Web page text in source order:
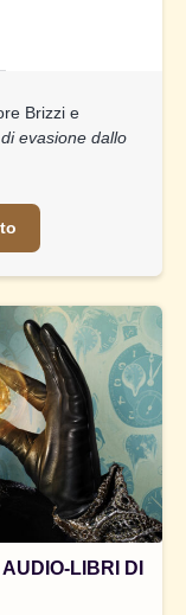
Brizzi e
evasione dallo
LIBRI DI